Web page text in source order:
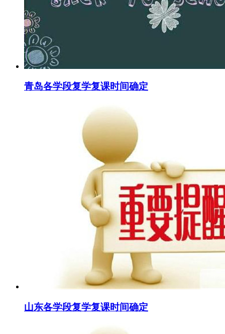
青岛各学段复学复课时间确定
山东各学段复学复课时间确定